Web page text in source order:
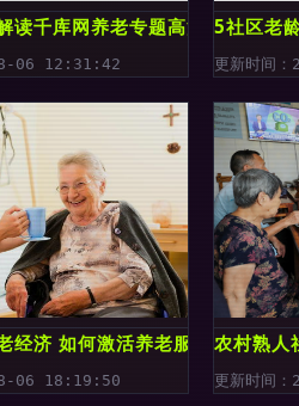
千库网养老专题高清图片的深
06 12:31:42
5社区老
更新时间
经济 如何激活养老服务市场
06 18:19:50
农村熟人
更新时间